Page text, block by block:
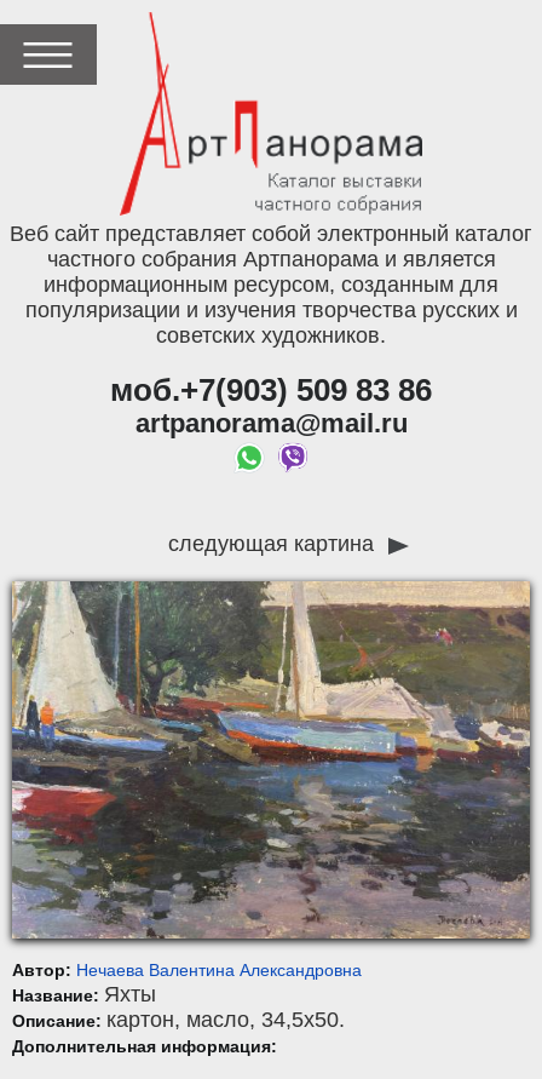
Веб сайт представляет собой электронный каталог
частного собрания Артпанорама и является
информационным ресурсом, созданным для
популяризации и изучения творчества русских и
советских художников.
моб.+7(903) 509 83 86
artpanorama@mail.ru
следующая картина
Автор: Нечаева Валентина Александровна
Название: Яхты
Описание: картон, масло, 34,5x50.
Дополнительная информация: